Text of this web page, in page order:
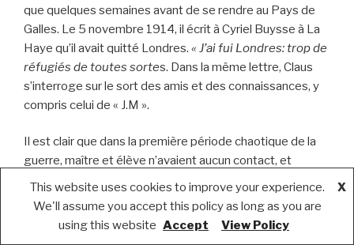
que quelques semaines avant de se rendre au Pays de
Galles. Le 5 novembre 1914, il écrit à Cyriel Buysse à La
Haye qu’il avait quitté Londres. « J’ai fui Londres: trop de
réfugiés de toutes sortes. Dans la même lettre, Claus
s’interroge sur le sort des amis et des connaissances, y
compris celui de « J.M ».
Il est clair que dans la première période chaotique de la
guerre, maître et élève n’avaient aucun contact, et
encore moins savaient exactement où ils étaient les uns
des autres.
This website uses cookies to improve your experience.
We'll assume you accept this policy as long as you are
using this website
X
Accept View Policy